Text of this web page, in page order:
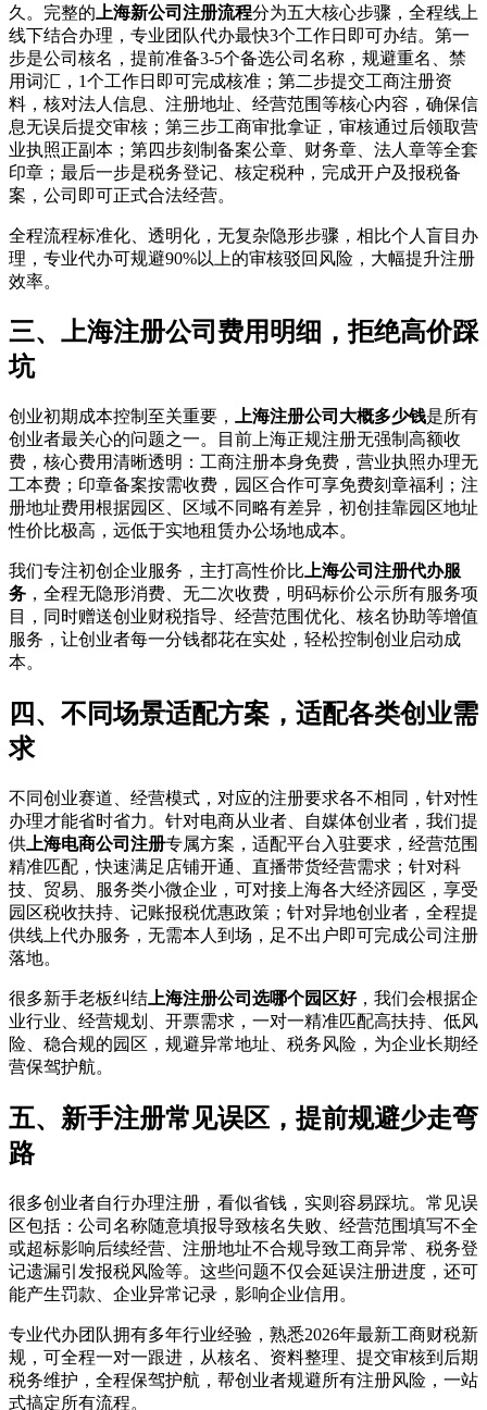
久。完整的 上海新公司注册流程分为五大核心步骤，全程线上
线下结合办理，专业团队代办最快3个工作日即可办结。第一
步是公司核名，提前准备3-5个备选公司名称，规避重名、禁
用词汇，1个工作日即可完成核准；第二步提交工商注册资
料，核对法人信息、注册地址、经营范围等核心内容，确保信
息无误后提交审核；第三步工商审批拿证，审核通过后领取营
业执照正副本；第四步刻制备案公章、财务章、法人章等全套
印章；最后一步是税务登记、核定税种，完成开户及报税备
案，公司即可正式合法经营。
全程流程标准化、透明化，无复杂隐形步骤，相比个人盲目办
理，专业代办可规避90%以上的审核驳回风险，大幅提升注册
效率。
三、上海注册公司费用明细，拒绝高价踩
坑
创业初期成本控制至关重要， 上海注册公司大概多少钱是所有
创业者最关心的问题之一。目前上海正规注册无强制高额收
费，核心费用清晰透明：工商注册本身免费，营业执照办理无
工本费；印章备案按需收费，园区合作可享免费刻章福利；注
册地址费用根据园区、区域不同略有差异，初创挂靠园区地址
性价比极高，远低于实地租赁办公场地成本。
我们专注初创企业服务，主打高性价比 上海公司注册代办服
务 ，全程无隐形消费、无二次收费，明码标价公示所有服务项
目，同时赠送创业财税指导、经营范围优化、核名协助等增值
服务，让创业者每一分钱都花在实处，轻松控制创业启动成
本。
四、不同场景适配方案，适配各类创业需
求
不同创业赛道、经营模式，对应的注册要求各不相同，针对性
办理才能省时省力。针对电商从业者、自媒体创业者，我们提
供 上海电商公司注册专属方案，适配平台入驻要求，经营范围
精准匹配，快速满足店铺开通、直播带货经营需求；针对科
技、贸易、服务类小微企业，可对接上海各大经济园区，享受
园区税收扶持、记账报税优惠政策；针对异地创业者，全程提
供线上代办服务，无需本人到场，足不出户即可完成公司注册
落地。
很多新手老板纠结 上海注册公司选哪个园区好，我们会根据企
业行业、经营规划、开票需求，一对一精准匹配高扶持、低风
险、稳合规的园区，规避异常地址、税务风险，为企业长期经
营保驾护航。
五、新手注册常见误区，提前规避少走弯
路
很多创业者自行办理注册，看似省钱，实则容易踩坑。常见误
区包括：公司名称随意填报导致核名失败、经营范围填写不全
或超标影响后续经营、注册地址不合规导致工商异常、税务登
记遗漏引发报税风险等。这些问题不仅会延误注册进度，还可
能产生罚款、企业异常记录，影响企业信用。
专业代办团队拥有多年行业经验，熟悉2026年最新工商财税新
规，可全程一对一跟进，从核名、资料整理、提交审核到后期
税务维护，全程保驾护航，帮创业者规避所有注册风险，一站
式搞定所有流程。